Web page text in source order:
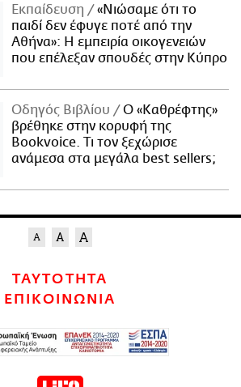
Εκπαίδευση
«Νιώσαμε ότι το
παιδί δεν έφυγε ποτέ από την
Αθήνα»: Η εμπειρία οικογενειών
που επέλεξαν σπουδές στην Κύπρο
Οδηγός Βιβλίου
Ο «Καθρέφτης»
βρέθηκε στην κορυφή της
Bookvoice. Τι τον ξεχώρισε
ανάμεσα στα μεγάλα best sellers;
ΤΑΥΤΟΤΗΤΑ
ΕΠΙΚΟΙΝΩΝΙΑ